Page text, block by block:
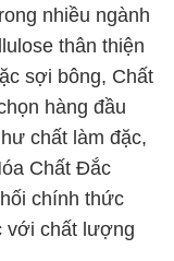
nhiều ngành
thân thiện
sợi bông, Chất
hàng đầu
chất làm đặc,
Chất Đắc
chính thức
với chất lượng